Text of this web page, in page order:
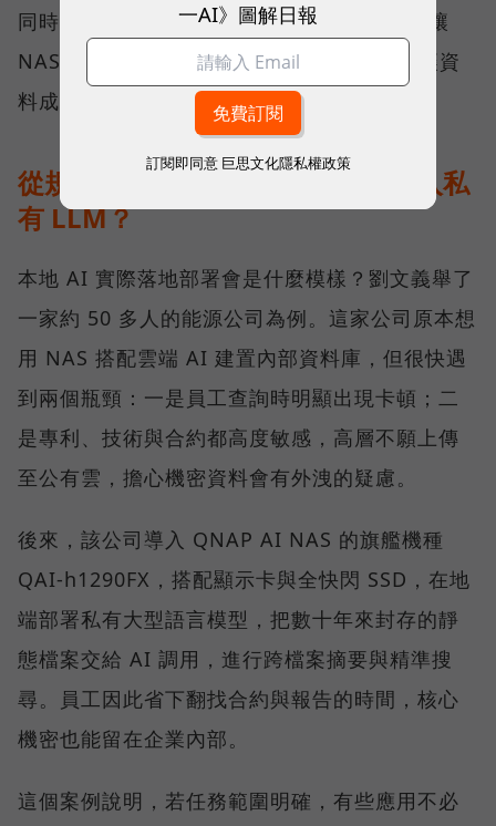
同時 QNAP 也在軟體端也持續開發，目標是讓
NAS 裡的資料更有效率地被 AI 工具調用，讓資
料成為有價值的知識。
從規格走到現場：能源公司如何導入私
有 LLM？
本地 AI 實際落地部署會是什麼模樣？劉文義舉了
一家約 50 多人的能源公司為例。這家公司原本想
用 NAS 搭配雲端 AI 建置內部資料庫，但很快遇
到兩個瓶頸：一是員工查詢時明顯出現卡頓；二
是專利、技術與合約都高度敏感，高層不願上傳
至公有雲，擔心機密資料會有外洩的疑慮。
後來，該公司導入 QNAP AI NAS 的旗艦機種
QAI-h1290FX，搭配顯示卡與全快閃 SSD，在地
端部署私有大型語言模型，把數十年來封存的靜
態檔案交給 AI 調用，進行跨檔案摘要與精準搜
尋。員工因此省下翻找合約與報告的時間，核心
機密也能留在企業內部。
這個案例說明，若任務範圍明確，有些應用不必
一AI》圖解日報
訂閱即同意 巨思文化隱私權政策